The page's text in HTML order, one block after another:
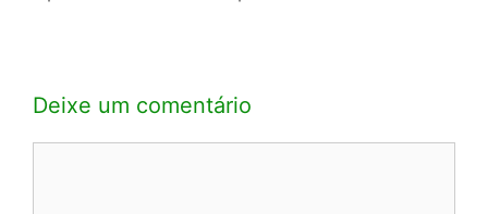
Deixe um comentário